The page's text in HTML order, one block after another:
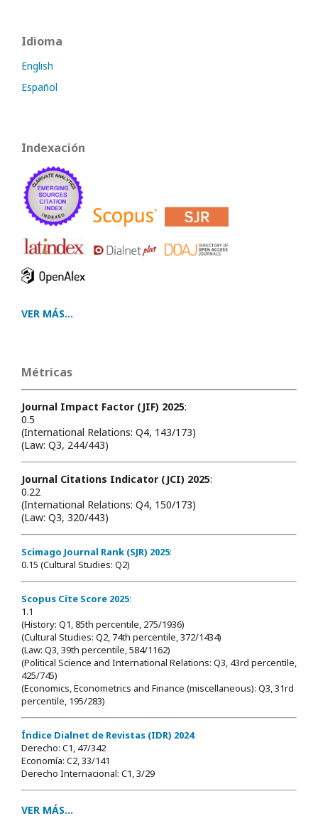
Idioma
English
Español
Indexación
VER MÁS...
Métricas
Journal Impact Factor (JIF) 2025:
0.5
(International Relations: Q4, 143/173)
(Law: Q3, 244/443)
Journal Citations Indicator (JCI) 2025:
0.22
(International Relations: Q4, 150/173)
(Law: Q3, 320/443)
Scimago Journal Rank (SJR) 2025:
0.15 (Cultural Studies: Q2)
Scopus Cite Score 2025:
1.1
(History: Q1, 85th percentile, 275/1936)
(Cultural Studies: Q2, 74th percentile, 372/1434)
(Law: Q3, 39th percentile, 584/1162)
(Political Science and International Relations: Q3, 43rd percentile,
425/745)
(Economics, Econometrics and Finance (miscellaneous): Q3, 31rd
percentile, 195/283)
Índice Dialnet de Revistas (IDR) 2024:
Derecho: C1, 47/342
Economía: C2, 33/141
Derecho Internacional: C1, 3/29
VER MÁS...